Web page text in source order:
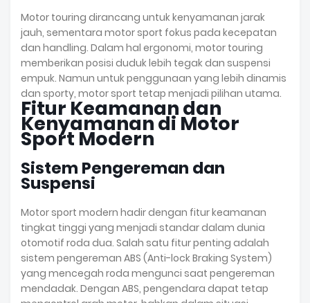
Motor touring dirancang untuk kenyamanan jarak
jauh, sementara motor sport fokus pada kecepatan
dan handling. Dalam hal ergonomi, motor touring
memberikan posisi duduk lebih tegak dan suspensi
empuk. Namun untuk penggunaan yang lebih dinamis
dan sporty, motor sport tetap menjadi pilihan utama.
Fitur Keamanan dan
Kenyamanan di Motor
Sport Modern
Sistem Pengereman dan
Suspensi
Motor sport modern hadir dengan fitur keamanan
tingkat tinggi yang menjadi standar dalam dunia
otomotif roda dua. Salah satu fitur penting adalah
sistem pengereman ABS (Anti-lock Braking System)
yang mencegah roda mengunci saat pengereman
mendadak. Dengan ABS, pengendara dapat tetap